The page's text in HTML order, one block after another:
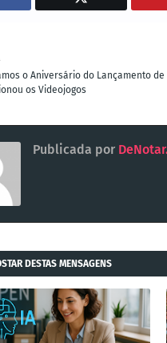
o Aniversário do Lançamento
os Videojogos
Publicada por
DESTAS MENSAGENS